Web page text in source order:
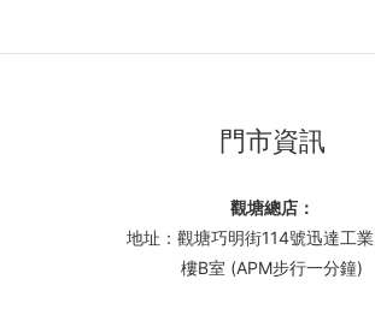
門市資訊
觀塘總店：
地址：觀塘巧明街114號迅達工
樓B室 (APM步行一分鐘)